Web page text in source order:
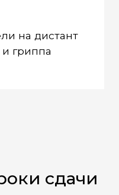
на дистант
гриппа
сдачи